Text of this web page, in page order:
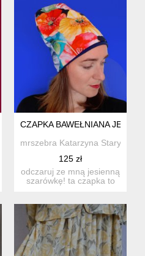
ETNICZNA NO. 01
CZAPKA BAWEŁNIANA
mrszebra Katarzyna Staryk
125 zł
odczaruj ze mną jesienną
szarówkę! ta czapka to